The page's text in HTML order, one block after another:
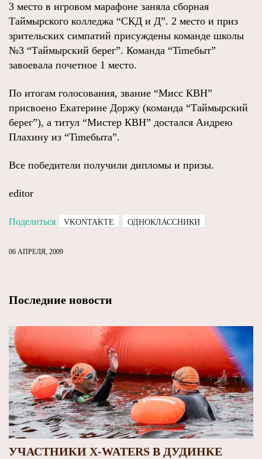
3 место в игровом марафоне заняла сборная
Таймырского колледжа “СКД и Д”. 2 место и приз
зрительских симпатий присуждены команде школы
№3 “Таймырский берег”. Команда “Timeбыт”
завоевала почетное 1 место.
По итогам голосования, звание “Мисс КВН”
присвоено Екатерине Доржу (команда “Таймырский
берег”), а титул “Мистер КВН” достался Андрею
Плахину из “Timeбыта”.
Все победители получили дипломы и призы.
editor
Поделиться VKONTAKTE ОДНОКЛАССНИКИ
06 АПРЕЛЯ, 2009
Последние новости
УЧАСТНИКИ X-WATERS В ДУДИНКЕ